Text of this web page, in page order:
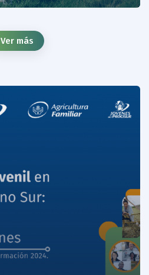
Ver más